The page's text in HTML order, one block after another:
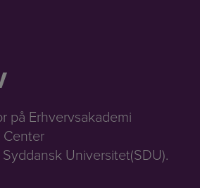
på Erhvervsakademi
Universitet(SDU).